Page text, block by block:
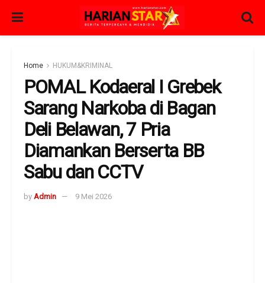
Home HUKUM&KRIMINAL
POMAL Kodaeral I Grebek
Sarang Narkoba di Bagan
Deli Belawan, 7 Pria
Diamankan Berserta BB
Sabu dan CCTV
by Admin 9 Mei 2026